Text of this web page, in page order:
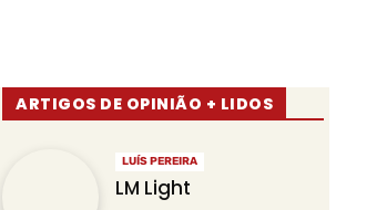
ARTIGOS DE OPINIÃO + LIDOS
LUÍS PEREIRA
LM Light